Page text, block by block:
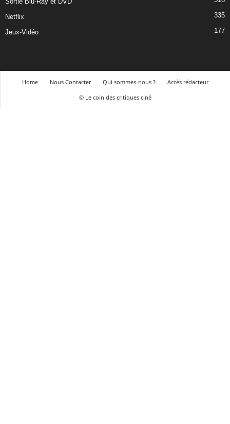
Netflix 335
Jeux-Vidéo 177
Home Nous Contacter Qui sommes-nous ?
Accès rédacteur
© Le coin des critiques ciné